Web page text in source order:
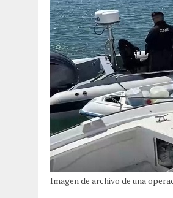
Imagen de archivo de una